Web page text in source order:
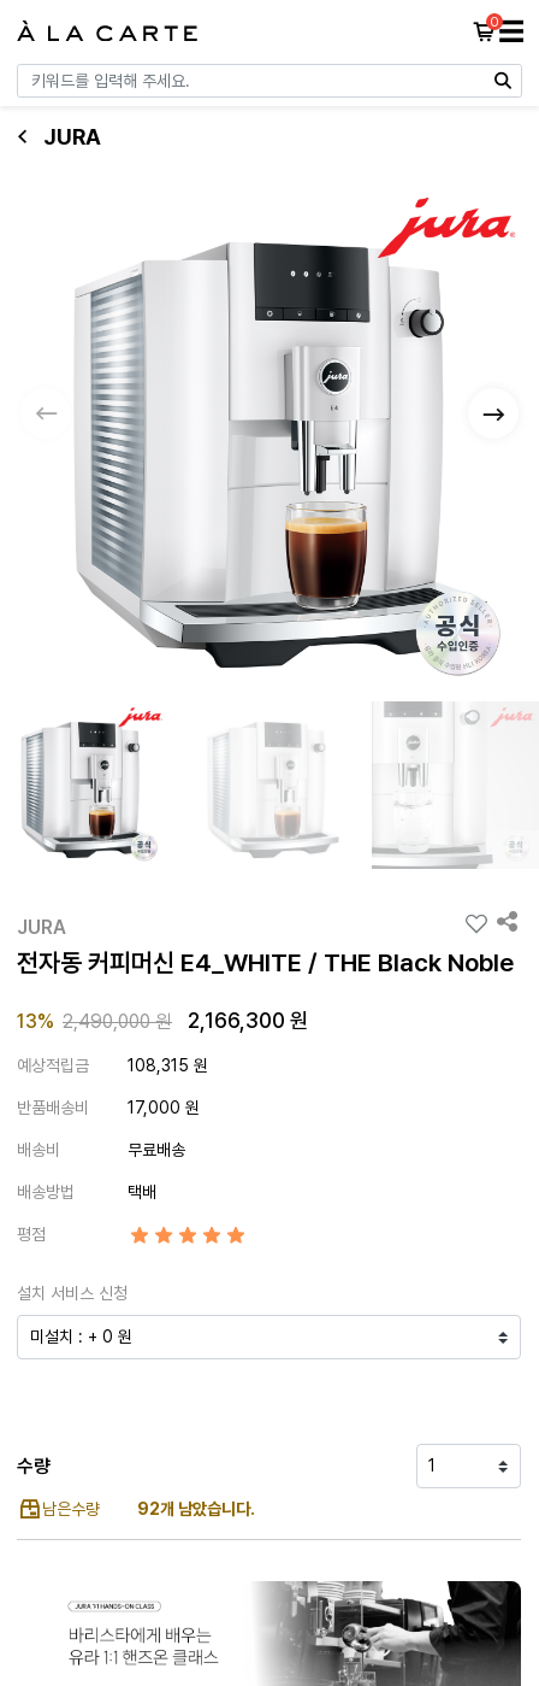
0☰
JURA
JURA
전자동 커피머신 E4_WHITE / THE Black Noble
13% Price reduced from
2,490,000 원
to 2,166,300 원
예상적립금 108,315 원
반품배송비 17,000 원
배송비 무료배송
배송방법 택배
평점
설치 서비스 신청
수량
남은수량 92개 남았습니다.